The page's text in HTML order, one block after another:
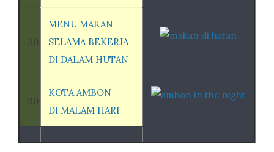
30
MENU MAKAN
SELAMA BEKERJA
DI DALAM HUTAN
30
KOTA AMBON
DI MALAM HARI